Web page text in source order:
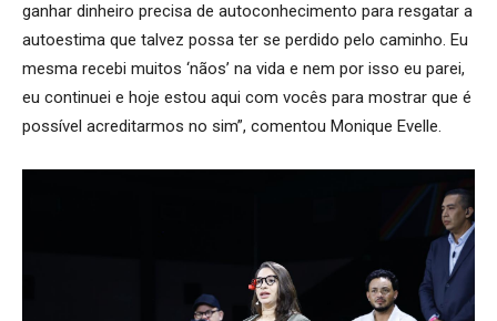
ganhar dinheiro precisa de autoconhecimento para resgatar a
autoestima que talvez possa ter se perdido pelo caminho. Eu
mesma recebi muitos ‘nãos’ na vida e nem por isso eu parei,
eu continuei e hoje estou aqui com vocês para mostrar que é
possível acreditarmos no sim”, comentou Monique Evelle.